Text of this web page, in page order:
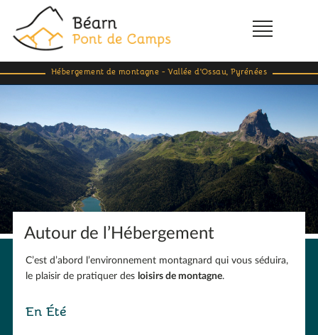
Hébergement de montagne - Vallée d'Ossau, Pyrénées
Autour de l’Hébergement
C’est d’abord l’environnement montagnard qui vous séduira,
le plaisir de pratiquer des loisirs de montagne.
En Été